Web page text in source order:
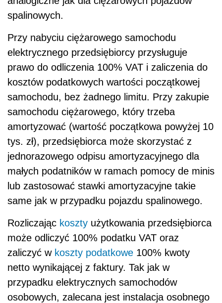
spalinowych.
Przy nabyciu ciężarowego samochodu
elektrycznego przedsiębiorcy przysługuje
prawo do odliczenia 100% VAT i zaliczenia do
kosztów podatkowych wartości początkowej
samochodu, bez żadnego limitu. Przy zakupie
samochodu ciężarowego, który trzeba
amortyzować (wartość początkowa powyżej 10
tys. zł), przedsiębiorca może skorzystać z
jednorazowego odpisu amortyzacyjnego dla
małych podatników w ramach pomocy de minis
lub zastosować stawki amortyzacyjne takie
same jak w przypadku pojazdu spalinowego.
Rozliczając koszty użytkowania przedsiębiorca
może odliczyć 100% podatku VAT oraz
zaliczyć w koszty podatkowe 100% kwoty
netto wynikającej z faktury. Tak jak w
przypadku elektrycznych samochodów
osobowych, zalecana jest instalacja osobnego